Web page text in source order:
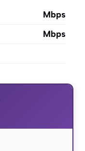
Mbps
Mbps